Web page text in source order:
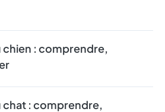
chien : comprendre,
chat : comprendre,